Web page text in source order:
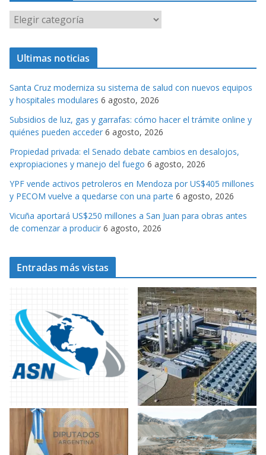
a
t
o
r
i
a
s
Ultimas noticias
Santa Cruz moderniza su sistema de salud con nuevos equipos
y hospitales modulares 6 agosto, 2026
Subsidios de luz, gas y garrafas: cómo hacer el trámite online y
quiénes pueden acceder 6 agosto, 2026
Propiedad privada: el Senado debate cambios en desalojos,
expropiaciones y manejo del fuego 6 agosto, 2026
YPF vende activos petroleros en Mendoza por US$405 millones
y PECOM vuelve a quedarse con una parte 6 agosto, 2026
Vicuña aportará US$250 millones a San Juan para obras antes
de comenzar a producir 6 agosto, 2026
Entradas más vistas